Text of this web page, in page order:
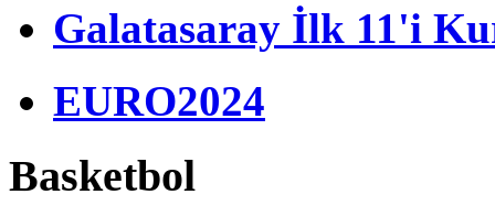
Galatasaray İlk 11'i
EURO2024
Basketbol